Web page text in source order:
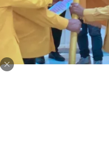
Warda Mamala Kembali Pimpin
LKI Golkar – Musyawarah
Morowali Utara (Morut) secara
Dg Mamala sebagai Ketua DPD
periode 2025-2030. Ketua DPD
Sulawesi Tengah, Arus Abdul